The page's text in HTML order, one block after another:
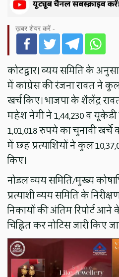
ख़बर शेयर करें -
कोटद्वार। व्यय समिति के
में कांग्रेस की रंजना रावत ने
खर्च किए। भाजपा के शैलेंद्र
महेश नेगी ने 1,44,230 व
1,01,018 रुपये का चुनावी खर्चे
में छह प्रत्याशियों ने कुल
किए।
नोडल व्यय समिति/मुख्य
प्रत्याशी व्यय समिति के
निकायों की अंतिम रिपोर्ट आने
चिह्नित कर नोटिस जारी किए